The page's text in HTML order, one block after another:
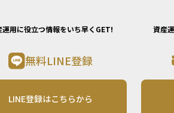
運用に役立つ情報をいち早くGET!
無料LINE登録
LINE登録はこちらから
資産